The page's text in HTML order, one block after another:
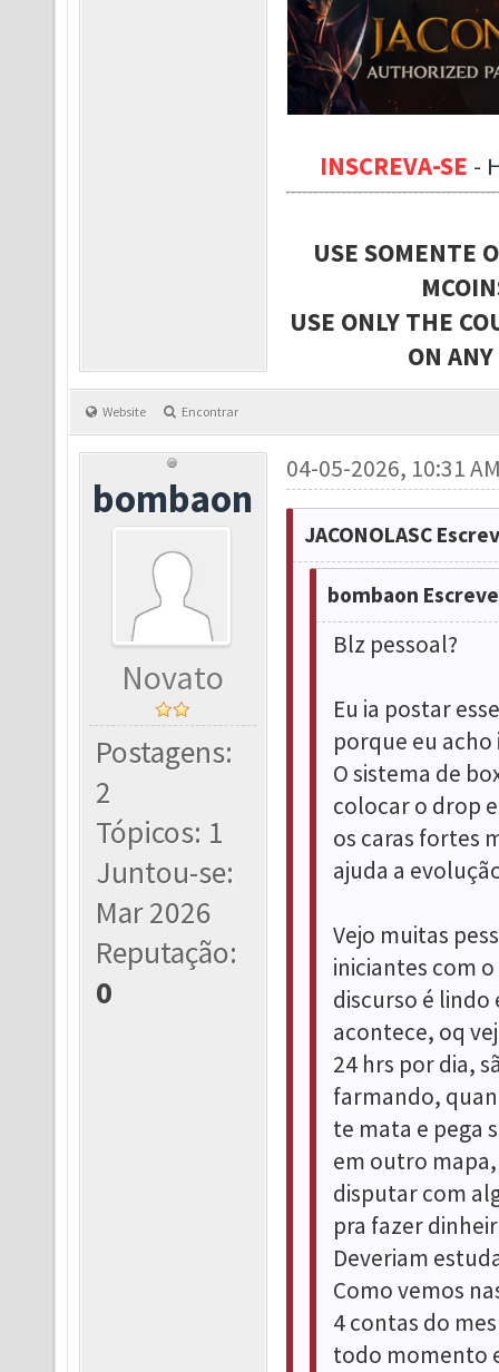
INSCREVA-SE -
USE SOMENTE
USE ONLY THE
ON
Website Encontrar
bombaon
Novato
Postagens:
2
Tópicos: 1
Juntou-se:
Mar 2026
Reputação:
0
04-05-2026, 10:31
JACONOLASC
bombaon
Blz pessoal?
Eu ia postar
porque eu
O sistema de
colocar o drop
os caras fortes
ajuda a
Vejo muitas
iniciantes com
discurso é
acontece, oq
24 hrs por dia,
farmando,
te mata e pega
em outro
disputar com
pra fazer
Deveriam
Como vemos
4 contas do
todo momento